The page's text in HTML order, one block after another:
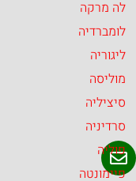
לה מרקה
לומברדיה
ליגוריה
מוליסה
סיציליה
סרדיניה
פוליה
פיימונטה